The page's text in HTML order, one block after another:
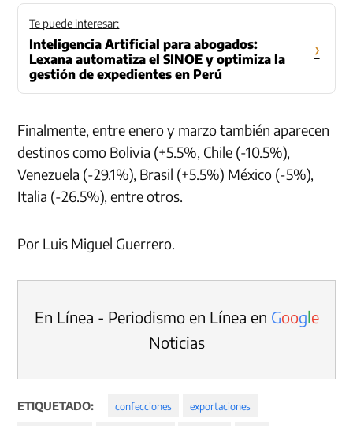
Te puede interesar:
Inteligencia Artificial para abogados:
Lexana automatiza el SINOE y optimiza la
gestión de expedientes en Perú
›
Finalmente, entre enero y marzo también aparecen
destinos como Bolivia (+5.5%, Chile (-10.5%),
Venezuela (-29.1%), Brasil (+5.5%) México (-5%),
Italia (-26.5%), entre otros.
Por Luis Miguel Guerrero.
En Línea - Periodismo en Línea en Google
Noticias
ETIQUETADO: confecciones exportaciones